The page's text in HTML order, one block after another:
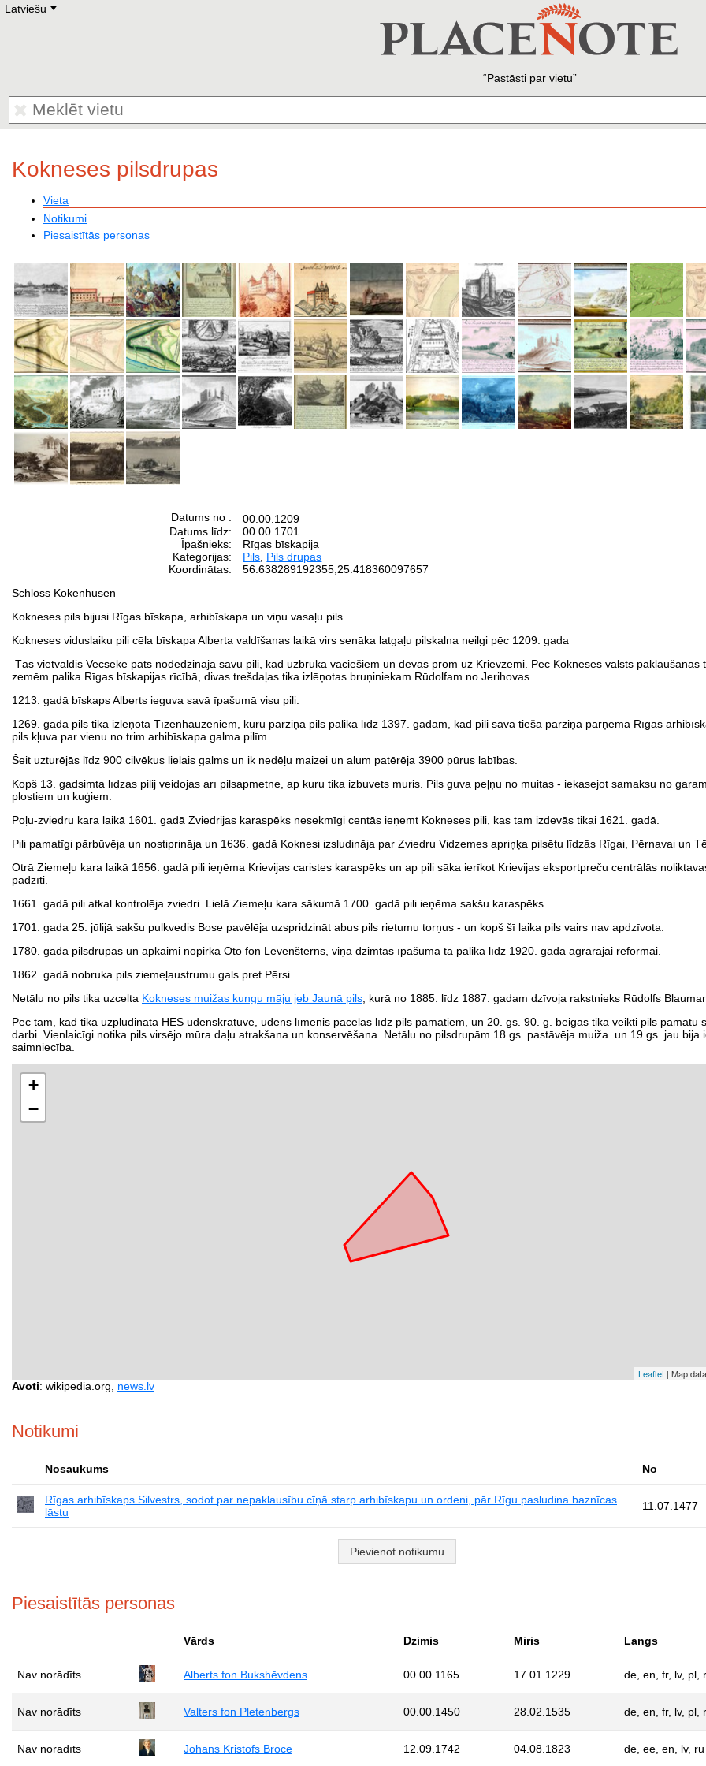
Latviešu E
Deutsch
Polski
Hebrew
Pastāsti par vietu
Kokneses pilsdrupas
Vieta
Notikumi
Piesaistītās personas
Datums no :
00.00.1209
Datums līdz:
00.00.1701
Īpašnieks:
Rīgas bīskapija
Kategorijas:
Pils Pils drupas
Koordinātas:
56.638289192355 25.418360097657
Schloss Kokenhusen
Kokneses pils bijusi Rīgas bīskapa, arhibīskapa un viņu vasaļu pils.
Kokneses viduslaiku pili cēla bīskapa Alberta valdīšanas laikā virs senāka latgaļu pilskalna neilgi pēc 1209. gada
Tās vietvaldis Vecseke pats nodedzināja savu pili, kad uzbruka vāciešiem un devās prom uz Krievzemi. Pēc Kokneses valsts pakļaušanas
zemēm palika Rīgas bīskapijas rīcībā, divas trešdaļas tika izlēņotas bruņiniekam Rūdolfam no Jerihovas.
1213. gadā bīskaps Alberts ieguva savā īpašumā visu pili.
1269. gadā pils tika izlēņota Tīzenhauzeniem, kuru pārziņā pils palika līdz 1397. gadam, kad pili savā tiešā pārziņā pārņēma Rīgas
pils kļuva par vienu no trim arhibīskapa galma pilīm.
Šeit uzturējās līdz 900 cilvēkus lielais galms un ik nedēļu maizei un alum patērēja 3900 pūrus labības.
Kopš 13. gadsimta līdzās pilij veidojās arī pilsapmetne, ap kuru tika izbūvēts mūris. Pils guva peļņu no muitas - iekasējot samaksu no
plostiem un kuģiem.
Poļu-zviedru kara laikā 1601. gadā Zviedrijas karaspēks nesekmīgi centās ieņemt Kokneses pili, kas tam izdevās tikai 1621. gadā.
Pili pamatīgi pārbūvēja un nostiprināja un 1636. gadā Koknesi izsludināja par Zviedru Vidzemes apriņķa pilsētu līdzās Rīgai, Pērnavai un
Otrā Ziemeļu kara laikā 1656. gadā pili ieņēma Krievijas caristes karaspēks un ap pili sāka ierīkot Krievijas eksportpreču centrālās
padzīti.
1661. gadā pili atkal kontrolēja zviedri. Lielā Ziemeļu kara sākumā 1700. gadā pili ieņēma sakšu karaspēks.
1701. gada 25. jūlijā sakšu pulkvedis Bose pavēlēja uzspridzināt abus pils rietumu torņus - un kopš šī laika pils vairs nav apdzīvota.
1780. gadā pilsdrupas un apkaimi nopirka Oto fon Lēvenšterns, viņa dzimtas īpašumā tā palika līdz 1920. gada agrārajai reformai.
1862. gadā nobruka pils ziemeļaustrumu gals pret Pērsi.
Netālu no pils tika uzcelta Kokneses muižas kungu māju jeb Jaunā pils , kurā no 1885. līdz 1887. gadam dzīvoja rakstnieks Rūdolfs
Pēc tam, kad tika uzpludināta HES ūdenskrātuve, ūdens līmenis pacēlās līdz pils pamatiem, un 20. gs. 90. g. beigās tika veikti pils pamatu
darbi. Vienlaicīgi notika pils virsējo mūra daļu atrakšana un konservēšana. Netālu no pilsdrupām 18.gs. pastāvēja muiža un 19.gs. jau bija
saimniecība.
+
−
Leaflet | Map
Avoti: wikipedia.org, news.lv
Notikumi
Nosaukums No
Rīgas arhibīskaps Silvestrs, sodot par nepaklausību cīņā starp arhibīskapu un ordeni, pār Rīgu pasludina baznīcas
lāstu
11.07.1477
Pievienot notikumu
Piesaistītās personas
Vārds Dzimis Miris Langs
Nav norādīts Alberts fon Bukshēvdens 00.00.1165 17.01.1229 de, en, fr, lv, pl,
Nav norādīts Valters fon Pletenbergs 00.00.1450 28.02.1535 de, en, fr, lv, pl,
Nav norādīts Johans Kristofs Broce 12.09.1742 04.08.1823 de, ee, en, lv, ru